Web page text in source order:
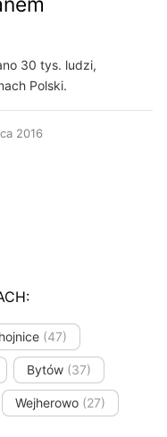
30 tys. ludzi,
Polski.
2016
(47)
Bytów (37)
Wejherowo (27)